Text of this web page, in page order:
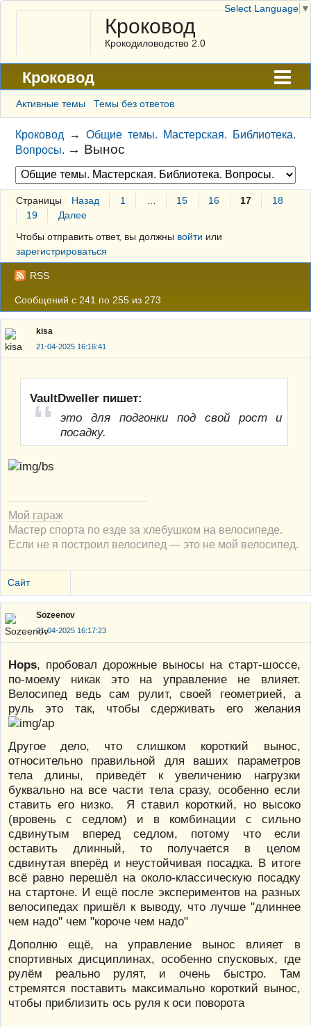
Кроковод
Крокодиловодство 2.0
Кроковод
Форум
Архив
ГАЛЕРЕЯ
Правила
Поиск
Регистрация
Вход
Активные темы Темы без ответов
Кроковод →Общие темы. Мастерская. Библиотека.
Вопросы. → Вынос
Страницы Назад 1 15 16 17
18
19
Далее
Чтобы отправить ответ, вы должны войти или
зарегистрироваться
RSS
Сообщений с 241 по 255 из 273
kisa
21-04-2025 16:16:41
VaultDweller пишет:
это для подгонки под свой рост и
посадку.
Мой гараж
Мастер спорта по езде за хлебушком на велосипеде.
Если не я построил велосипед — это не мой велосипед.
Сайт
Sozeenov
21-04-2025 16:17:23
Hops, пробовал дорожные выносы на старт-шоссе,
по-моему никак это на управление не влияет.
Велосипед ведь сам рулит, своей геометрией, а
руль это так, чтобы сдерживать его желания
Другое дело, что слишком короткий вынос,
относительно правильной для ваших параметров
тела длины, приведёт к увеличению нагрузки
буквально на все части тела сразу, особенно если
ставить его низко. Я ставил короткий, но высоко
(вровень с седлом) и в комбинации с сильно
сдвинутым вперед седлом, потому что если
оставить длинный, то получается в целом
сдвинутая вперёд и неустойчивая посадка. В итоге
всё равно перешёл на около-классическую посадку
на стартоне. И ещё после экспериментов на разных
велосипедах пришёл к выводу, что лучше "длиннее
чем надо" чем "короче чем надо"
Дополню ещё, на управление вынос влияет в
спортивных дисциплинах, особенно спусковых, где
рулём реально рулят, и очень быстро. Там
стремятся поставить максимально короткий вынос,
чтобы приблизить ось руля к оси поворота
Select Language ▼